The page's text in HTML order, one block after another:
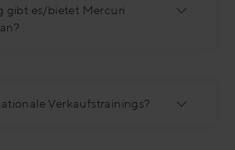
gibt es/bietet Mercuri
Verkaufstrainings?